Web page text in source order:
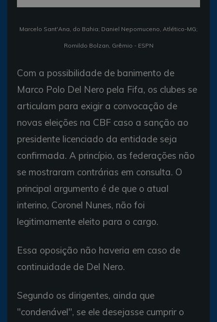
Marcelo Sant'Ana, do Bahia; Daniel Nepomuceno, Atlético-MG;
Romildo Bolzan, Grêmio - ESPN
Com a possibilidade de banimento de
Marco Polo Del Nero pela Fifa, os clubes se
articulam para exigir a convocação de
novas eleições na CBF caso a sanção ao
presidente licenciado da entidade seja
confirmada. A princípio, as federações não
se mostraram contrárias em consulta. O
principal argumento é de que o atual
interino, Coronel Nunes, não foi
legitimamente eleito para o cargo.
Essa oposição não haveria em caso de
continuidade de Del Nero.
Segundo os dirigentes, ainda que
"condenável", se ele desejasse cumprir o